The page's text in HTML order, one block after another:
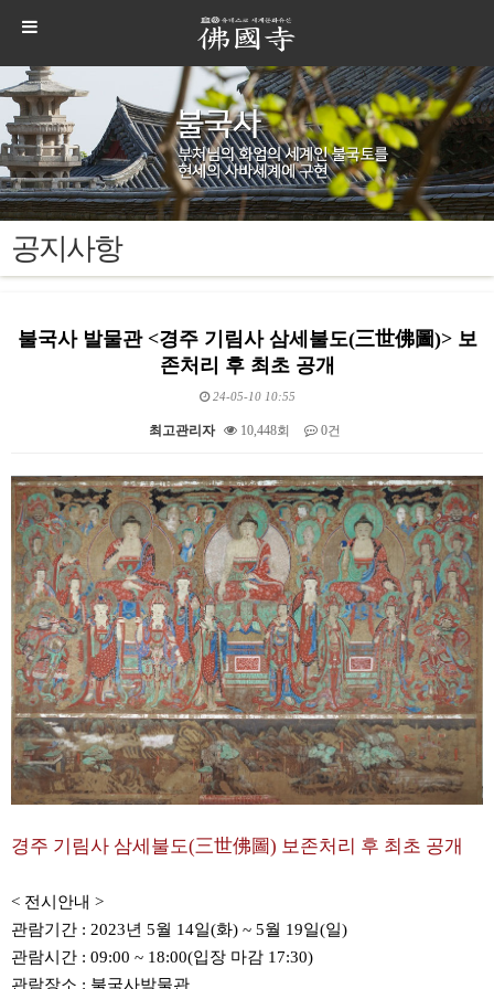
공지사항
불국사 발물관 <경주 기림사 삼세불도(三世佛圖)> 보
존처리 후 최초 공개
24-05-10 10:55
최고관리자 10,448회 0건
본문
경주 기림사 삼세불도(三世佛圖) 보존처리 후 최초 공개
< 전시안내 >
관람기간 : 2023년 5월 14일(화) ~ 5월 19일(일)
관람시간 : 09:00 ~ 18:00(입장 마감 17:30)
관람장소 : 불국사박물관